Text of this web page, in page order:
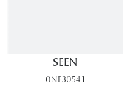
SEEN
0NE3054 1